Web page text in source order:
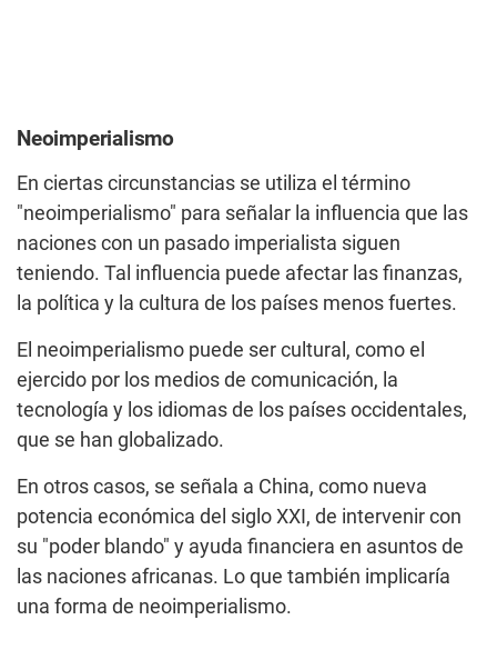
Neoimperialismo
En ciertas circunstancias se utiliza el término
"neoimperialismo" para señalar la influencia que las
naciones con un pasado imperialista siguen
teniendo. Tal influencia puede afectar las finanzas,
la política y la cultura de los países menos fuertes.
El neoimperialismo puede ser cultural, como el
ejercido por los medios de comunicación, la
tecnología y los idiomas de los países occidentales,
que se han globalizado.
En otros casos, se señala a China, como nueva
potencia económica del siglo XXI, de intervenir con
su "poder blando" y ayuda financiera en asuntos de
las naciones africanas. Lo que también implicaría
una forma de neoimperialismo.